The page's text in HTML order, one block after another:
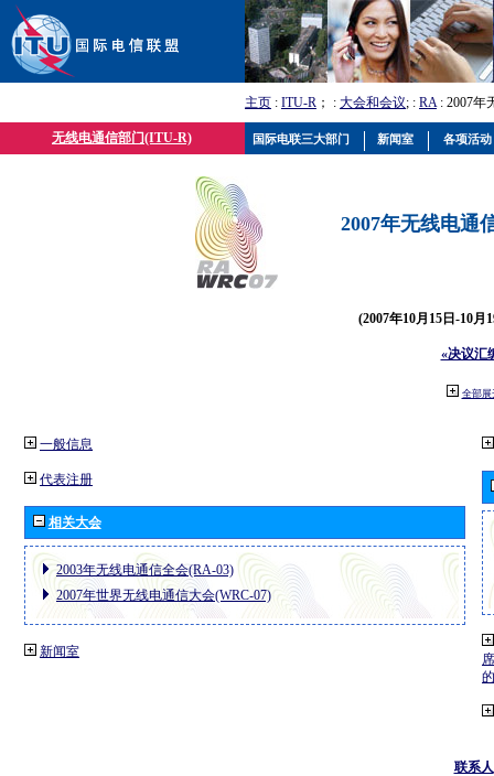
主页 : ITU-R ； : 大会和会议; : RA: 2007年
无线电通信部门(ITU-R)
2007年无线电通
(2007年10月15日-10月
«决议汇
全部展
一般信息
代表注册
相关大会
2003年无线电通信全会(RA-03)
2007年世界无线电通信大会(WRC-07)
新闻室
联系人
国际电联三大部门 新闻室 各项活动